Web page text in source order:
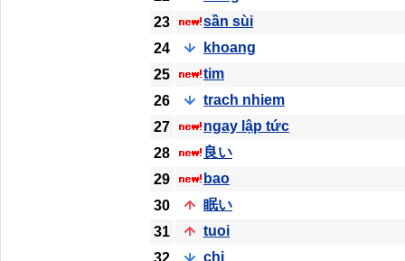
23
sần sùi
24
khoang
25
tim
26
trach nhiem
27
ngay lập tức
28
良い
29
bao
30
眠い
31
tuoi
32
chi